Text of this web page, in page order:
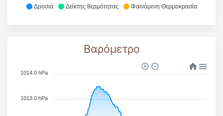
Δροσιά Δείκτης θερμότητας Φαινόμενη Θερμοκρασία
Βαρόμετρο
1014.0 hPa
1013.0 hPa